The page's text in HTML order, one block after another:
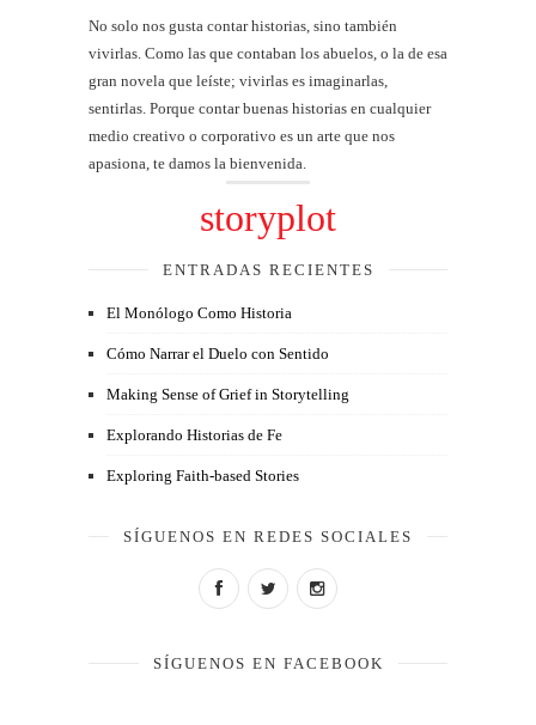
No solo nos gusta contar historias, sino también
vivirlas. Como las que contaban los abuelos, o la de esa
gran novela que leíste; vivirlas es imaginarlas,
sentirlas. Porque contar buenas historias en cualquier
medio creativo o corporativo es un arte que nos
apasiona, te damos la bienvenida.
storyplot
ENTRADAS RECIENTES
El Monólogo Como Historia
Cómo Narrar el Duelo con Sentido
Making Sense of Grief in Storytelling
Explorando Historias de Fe
Exploring Faith-based Stories
SÍGUENOS EN REDES SOCIALES
SÍGUENOS EN FACEBOOK